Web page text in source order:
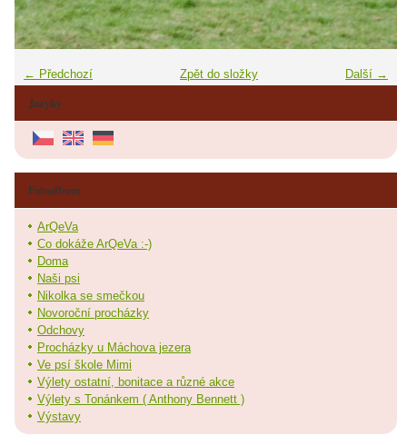
← Předchozí Další →
Zpět do složky
Jazyky
Fotoalbum
ArQeVa
Co dokáže ArQeVa :-)
Doma
Naši psi
Nikolka se smečkou
Novoroční procházky
Odchovy
Procházky u Máchova jezera
Ve psí škole Mimi
Výlety ostatní, bonitace a různé akce
Výlety s Tonánkem ( Anthony Bennett )
Výstavy